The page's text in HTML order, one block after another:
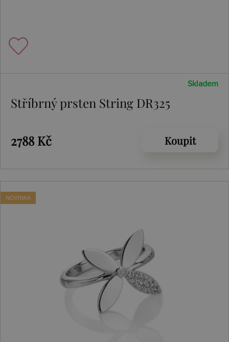
Skladem
Stříbrný prsten String DR325
2788 Kč Koupit
NOVINKA